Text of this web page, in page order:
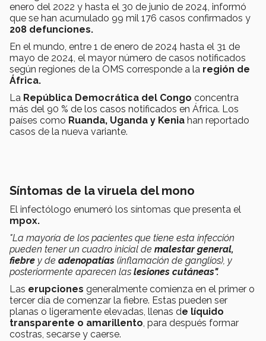
enero del 2022 y hasta el 30 de junio de 2024, informó
que se han acumulado 99 mil 176 casos confirmados y
208 defunciones.
En el mundo, entre 1 de enero de 2024 hasta el 31 de
mayo de 2024, el mayor número de casos notificados
según regiones de la OMS corresponde a la región de
África.
La República Democrática del Congo concentra
más del 90 % de los casos notificados en África. Los
países como Ruanda, Uganda y Kenia han reportado
casos de la nueva variante.
Síntomas de la viruela del mono
El infectólogo enumeró los síntomas que presenta el
mpox.
"La mayoría de los pacientes que tiene esta infección
pueden tener un cuadro inicial de malestar general,
fiebre y de adenopatías (inflamación de ganglios), y
posteriormente aparecen las lesiones cutáneas".
Las erupciones generalmente comienza en el primer o
tercer día de comenzar la fiebre. Estas pueden ser
planas o ligeramente elevadas, llenas de líquido
transparente o amarillento, para después formar
costras, secarse y caerse.